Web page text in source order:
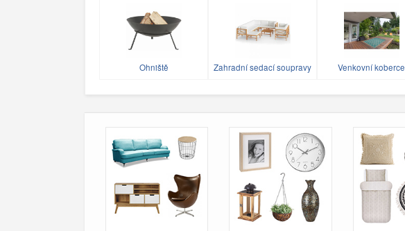
Ohniště Zahradní sedací soupravy Venkovní koberce